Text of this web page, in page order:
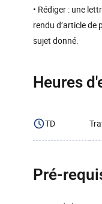
• Rédiger : une
rendu d’article de
sujet donné.
Heures
TD
Pré-